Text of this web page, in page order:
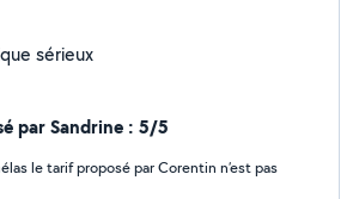
sérieux
par Sandrine : 5/5
le tarif proposé par Corentin n’est pas